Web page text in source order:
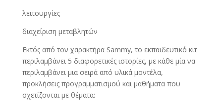
λειτουργίες
διαχείριση μεταβλητών
Εκτός από τον χαρακτήρα Sammy, το εκπαιδευτικό κιτ
περιλαμβάνει 5 διαφορετικές ιστορίες, με κάθε μία να
περιλαμβάνει μια σειρά από υλικά μοντέλα,
προκλήσεις προγραμματισμού και μαθήματα που
σχετίζονται με θέματα: